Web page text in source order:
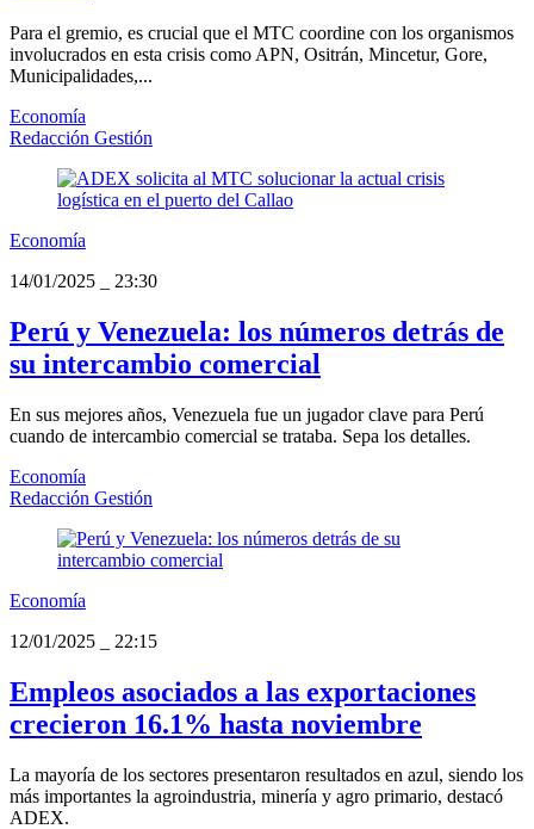
Para el gremio, es crucial que el MTC coordine con los organismos
involucrados en esta crisis como APN, Ositrán, Mincetur, Gore,
Municipalidades,...
Economía
Redacción Gestión
Economía
14/01/2025
23:30
Perú y Venezuela: los números detrás de
su intercambio comercial
En sus mejores años, Venezuela fue un jugador clave para Perú
cuando de intercambio comercial se trataba. Sepa los detalles.
Economía
Redacción Gestión
Economía
12/01/2025
22:15
Empleos asociados a las exportaciones
crecieron 16.1% hasta noviembre
La mayoría de los sectores presentaron resultados en azul, siendo los
más importantes la agroindustria, minería y agro primario, destacó
ADEX.